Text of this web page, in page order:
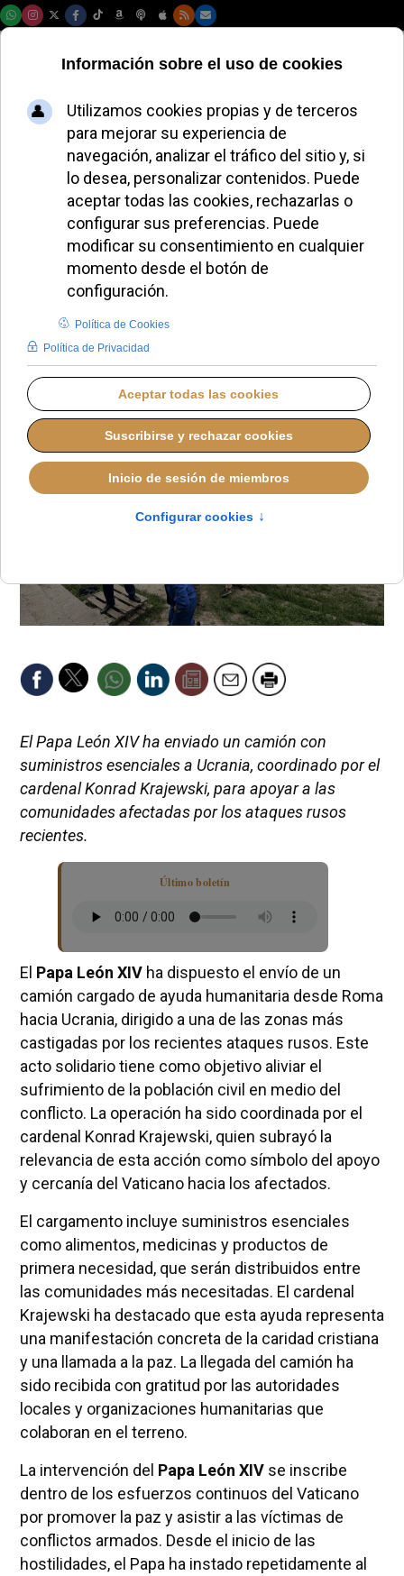
El Papa León XIV
envía ayuda
humanitaria a
Ucrania desde
Roma
El Papa León XIV ha enviado un camión con
suministros esenciales a Ucrania, coordinado por el
cardenal Konrad Krajewski, para apoyar a las
comunidades afectadas por los ataques rusos
recientes.
Último boletín
El Papa León XIVha dispuesto el envío de un
camión cargado de ayuda humanitaria desde Roma
hacia Ucrania, dirigido a una de las zonas más
castigadas por los recientes ataques rusos. Este
acto solidario tiene como objetivo aliviar el
sufrimiento de la población civil en medio del
conflicto. La operación ha sido coordinada por el
cardenal Konrad Krajewski, quien subrayó la
relevancia de esta acción como símbolo del apoyo
y cercanía del Vaticano hacia los afectados.
El cargamento incluye suministros esenciales
como alimentos, medicinas y productos de
primera necesidad, que serán distribuidos entre
las comunidades más necesitadas. El cardenal
Krajewski ha destacado que esta ayuda representa
una manifestación concreta de la caridad cristiana
y una llamada a la paz. La llegada del camión ha
sido recibida con gratitud por las autoridades
locales y organizaciones humanitarias que
colaboran en el terreno.
La intervención del Papa León XIVse inscribe
dentro de los esfuerzos continuos del Vaticano
por promover la paz y asistir a las víctimas de
conflictos armados. Desde el inicio de las
hostilidades, el Papa ha instado repetidamente al